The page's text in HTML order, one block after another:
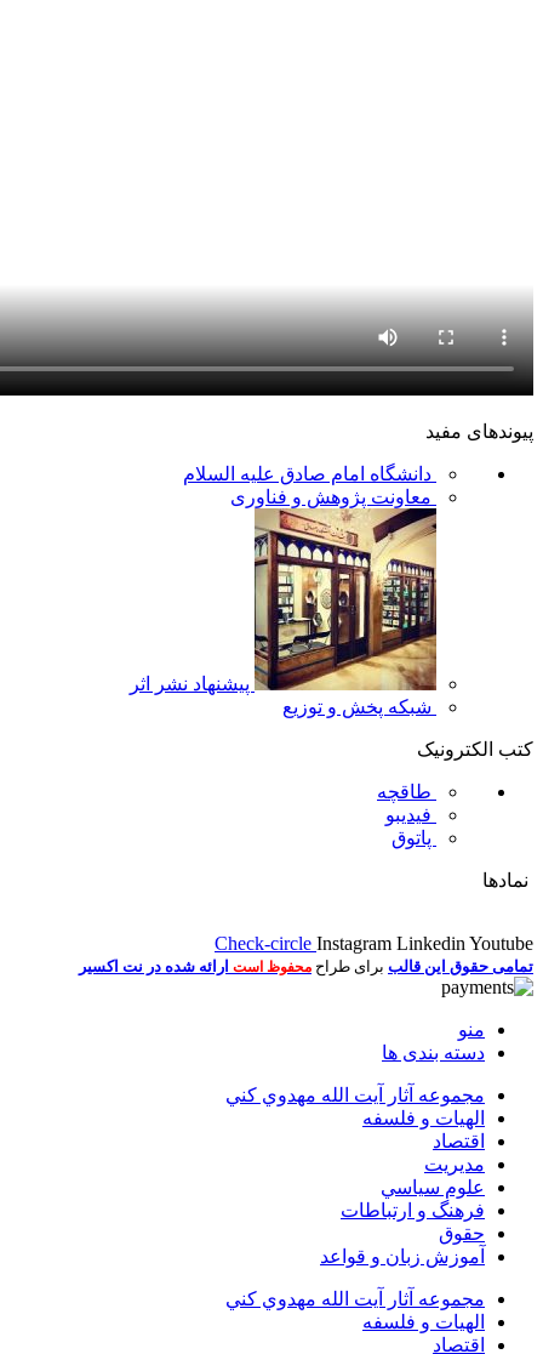
پیوندهای مفید
دانشگاه امام صادق علیه السلام
معاونت پژوهش و فناوری
پیشنهاد نشر اثر
شبکه پخش و توزیع
کتب الکترونیک
طاقچه
فیدیبو
پاتوق
نمادها
Check-circle Instagram LinkedinYoutube
تمامی حقوق این قالب برای طراح محفوظ است ارائه شده در نت اکسیر
منو
دسته بندی ها
مجموعه آثار آيت الله مهدوي كني
الهیات و فلسفه
اقتصاد
مديريت
علوم سياسي
فرهنگ و ارتباطات
حقوق
آموزش زبان و قواعد
مجموعه آثار آيت الله مهدوي كني
الهیات و فلسفه
اقتصاد